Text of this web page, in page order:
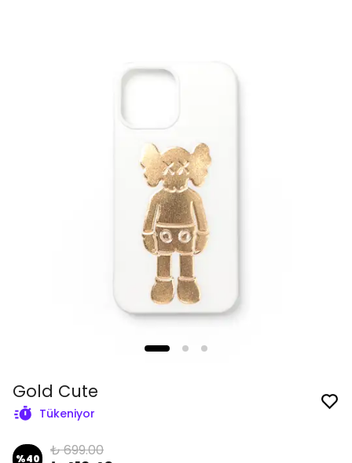
Gold Cute
Tükeniyor
%40 ₺ 699.00